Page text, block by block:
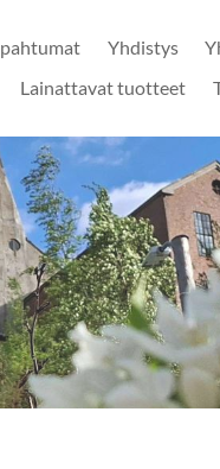
Yhdistys
Lainattavat tuotteet